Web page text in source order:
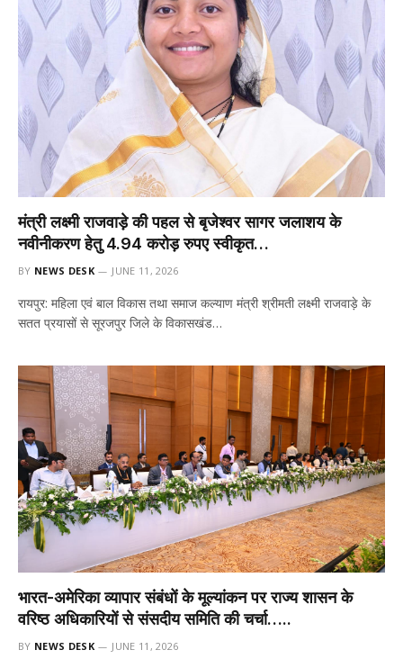
मंत्री लक्ष्मी राजवाड़े की पहल से बृजेश्वर सागर जलाशय के
नवीनीकरण हेतु 4.94 करोड़ रुपए स्वीकृत…
BY NEWS DESK JUNE 11, 2026
रायपुर: महिला एवं बाल विकास तथा समाज कल्याण मंत्री श्रीमती लक्ष्मी राजवाड़े के
सतत प्रयासों से सूरजपुर जिले के विकासखंड…
भारत-अमेरिका व्यापार संबंधों के मूल्यांकन पर राज्य शासन के
वरिष्ठ अधिकारियों से संसदीय समिति की चर्चा…..
BY NEWS DESK JUNE 11, 2026